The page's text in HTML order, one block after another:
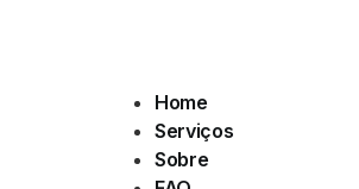
Home
Serviços
Sobre